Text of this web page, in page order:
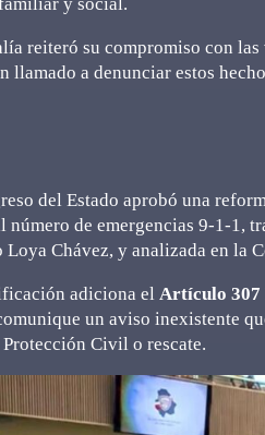
reiteró su compromiso con
llamado a denunciar estos
del Estado aprobó una
número de emergencias 9-1-1,
Loya Chávez, y analizada en la
adiciona el Artículo 307
un aviso inexistente
Civil o rescate.